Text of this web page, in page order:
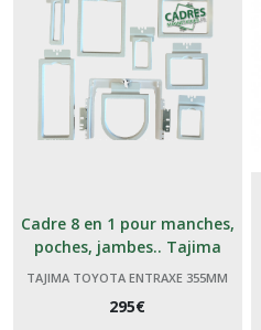
Cadre 8 en 1 pour manches,
poches, jambes.. Tajima
Toyota
TAJIMA TOYOTA ENTRAXE 355MM
295€